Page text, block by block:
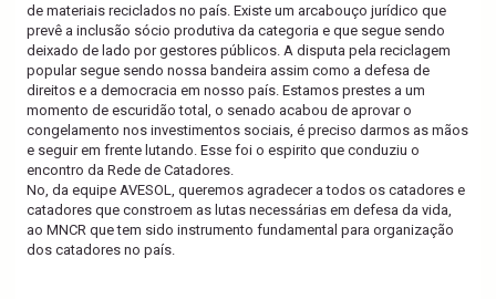
de materiais reciclados no país. Existe um arcabouço jurídico que
prevê a inclusão sócio produtiva da categoria e que segue sendo
deixado de lado por gestores públicos. A disputa pela reciclagem
popular segue sendo nossa bandeira assim como a defesa de
direitos e a democracia em nosso país. Estamos prestes a um
momento de escuridão total, o senado acabou de aprovar o
congelamento nos investimentos sociais, é preciso darmos as mãos
e seguir em frente lutando. Esse foi o espirito que conduziu o
encontro da Rede de Catadores.
No, da equipe AVESOL, queremos agradecer a todos os catadores e
catadores que constroem as lutas necessárias em defesa da vida,
ao MNCR que tem sido instrumento fundamental para organização
dos catadores no país.